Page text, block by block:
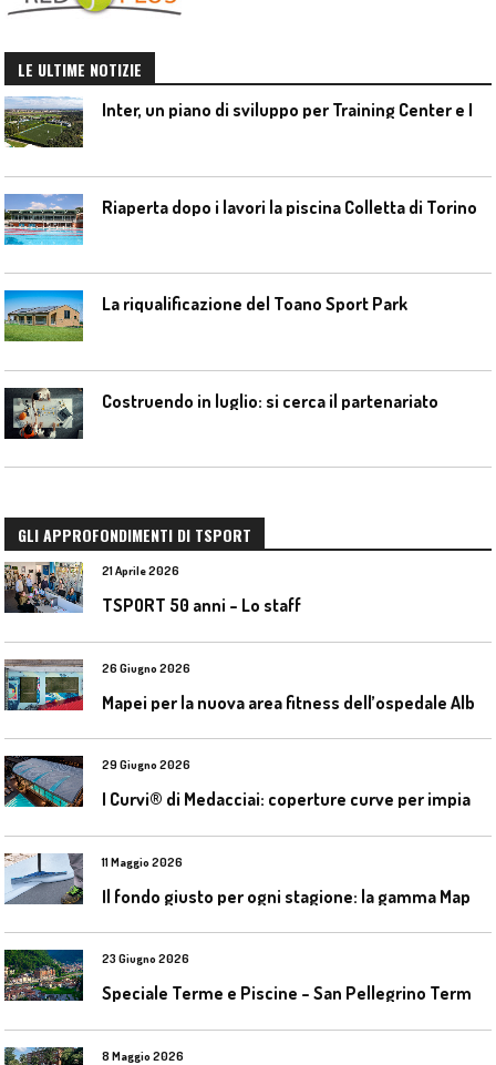
LE ULTIME NOTIZIE
Riaperta dopo i lavori la piscina Colletta di Torino
La riqualificazione del Toano Sport Park
Costruendo in luglio: si cerca il partenariato
GLI APPROFONDIMENTI DI TSPORT
21 Aprile 2026
TSPORT 50 anni – Lo staff
26 Giugno 2026
29 Giugno 2026
11 Maggio 2026
23 Giugno 2026
8 Maggio 2026